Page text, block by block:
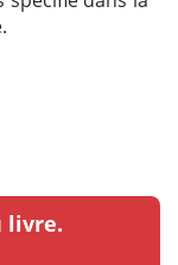
livre.